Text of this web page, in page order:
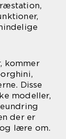
kommer
Disse
modeller,
der er
lære om.